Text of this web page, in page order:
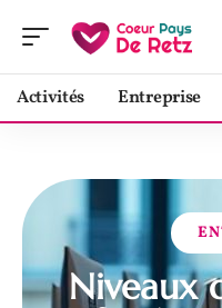
Activités Entreprise
Niveaux